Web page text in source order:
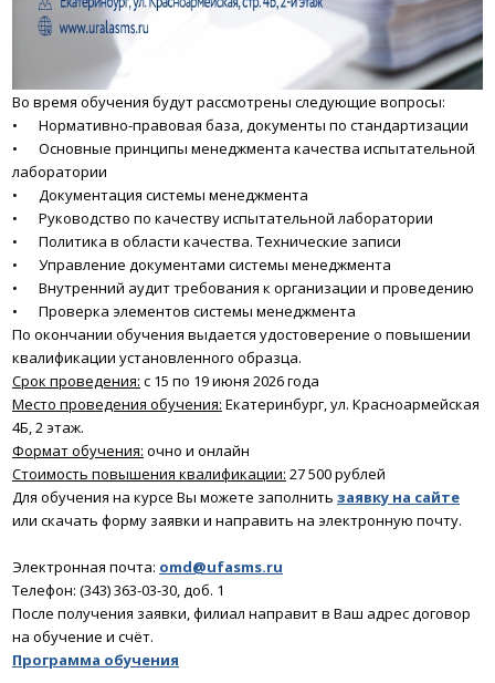
Во время обучения будут рассмотрены следующие вопросы:
•
Нормативно-правовая база, документы по стандартизации
•
Основные принципы менеджмента качества испытательной
лаборатории
•
Документация системы менеджмента
•
Руководство по качеству испытательной лаборатории
•
Политика в области качества. Технические записи
•
Управление документами системы менеджмента
•
Внутренний аудит требования к организации и проведению
•
Проверка элементов системы менеджмента
По окончании обучения выдается удостоверение о повышении
квалификации установленного образца.
Срок проведения: с 15 по 19 июня 2026 года
Место проведения обучения: Екатеринбург, ул. Красноармейская
4Б, 2 этаж.
Формат обучения: очно и онлайн
Стоимость повышения квалификации: 27 500 рублей
Для обучения на курсе Вы можете заполнить заявку на сайте
или скачать форму заявки и направить на электронную почту.
Электронная почта: omd@ufasms.ru
Телефон: (343) 363-03-30, доб. 1
После получения заявки, филиал направит в Ваш адрес договор
на обучение и счёт.
Программа обучения